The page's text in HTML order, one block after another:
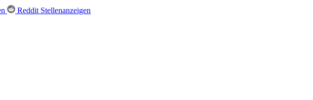
Reddit Stellenanzeigen